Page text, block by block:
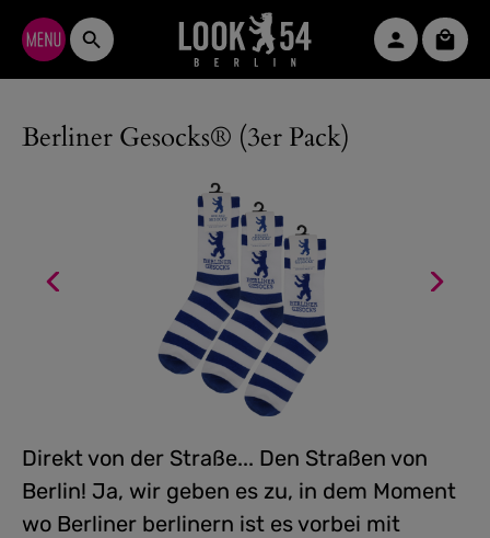
Zum Hauptinhalt springen
Berliner Gesocks® (3er Pack)
Direkt von der Straße... Den Straßen von
Berlin! Ja, wir geben es zu, in dem Moment
wo Berliner berlinern ist es vorbei mit